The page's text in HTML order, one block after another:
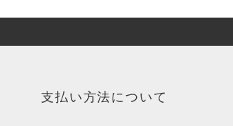
支払い方法について